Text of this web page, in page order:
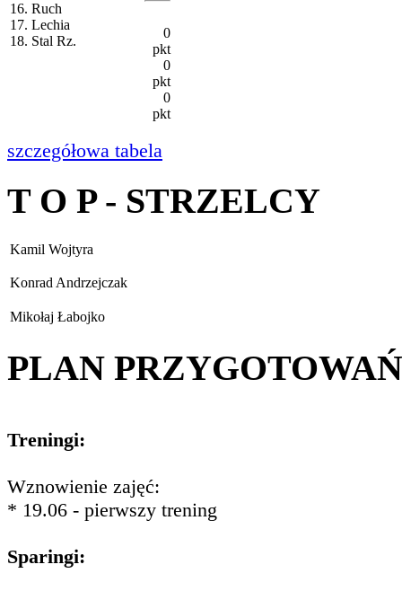
16. Ruch
17. Lechia
18. Stal Rz.
0
pkt
0
pkt
0
pkt
szczegółowa tabela
T O P - STRZELCY
Kamil Wojtyra
Konrad Andrzejczak
Mikołaj Łabojko
PLAN PRZYGOTOWAŃ
Treningi:
Wznowienie zajęć:
* 19.06 - pierwszy trening
Sparingi: